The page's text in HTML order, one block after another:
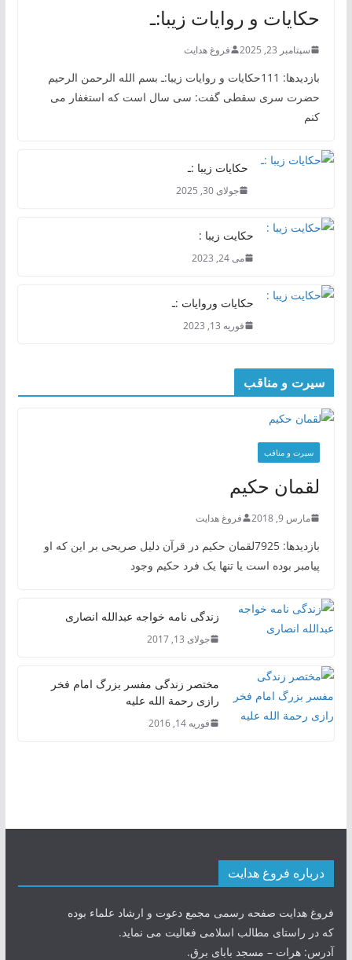
حکایات و روایات زیبا:ـ
سپتامبر 23, 2025 فروغ هدایت
بازدیدها: 111حکایات و روایات زیبا:ـ بسم الله الرحمن الرحیم
حضرت سری سقطی گفت: سی سال است که استغفار می
کنم
حکایات زیبا :ـ
جولای 30, 2025
حکایت زیبا :
می 24, 2023
حکایات وروایات :ـ
فوریه 13, 2023
سیرت و مناقب
سیرت و منافب
لقمان حکیم
مارس 9, 2018 فروغ هدایت
بازدیدها: 7925لقمان حکیم در قرآن دلیل صریحی بر این که او
پیامبر بوده است یا تنها یک فرد حکیم وجود
زندگی نامه خواجه عبدالله انصاری
جولای 13, 2017
مختصر زندگی مفسر بزرگ امام فخر
رازی رحمة الله علیه
فوریه 14, 2016
درباره فروغ هدایت
فروغ هدایت صفحه رسمی مجمع دعوت و ارشاد علماء بوده
که در راستای مطالب اسلامی فعالیت می نماید.
آدرس: هرات – مسجد بابای برق.